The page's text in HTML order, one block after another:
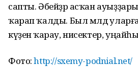
сапты. Әбейҙәр асҡан
ҡарап ҡалды. Был мәлдә
күҙенә ҡарау, нисектер,
Фото:http://sxemy-podnial.net/